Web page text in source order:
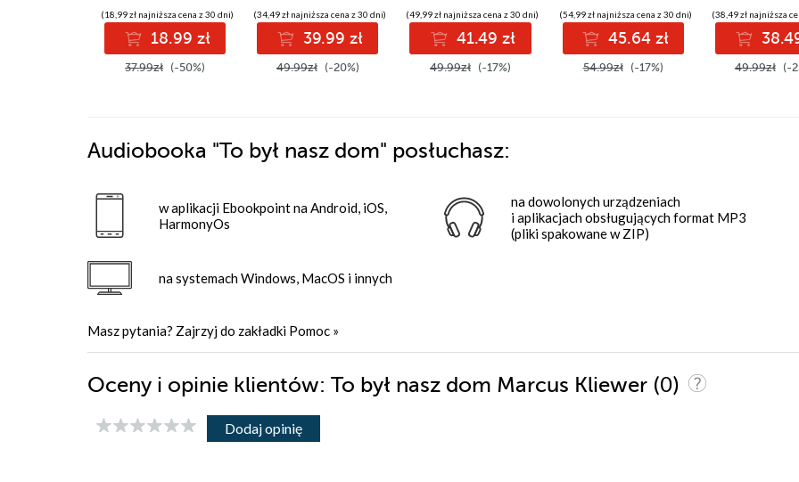
(18,99 zł najniższa cena z 30 dni)
18.99 zł
37.99zł (-50%)
(34,49 zł najniższa cena z 30 dni)
39.99 zł
49.99zł (-20%)
(49,99 zł najniższa cena z 30 dni)
41.49 zł
49.99zł (-17%)
(54,99 zł najniższa cena z 30 dni)
45.64 zł
54.99zł (-17%)
(38,49 zł najniższa
49.99zł (-
Audiobooka "To był nasz dom" posłuchasz:
w aplikacji Ebookpoint na Android, iOS,
HarmonyOs
na systemach Windows, MacOS i innych
na dowolonych urządzeniach
i aplikacjach obsługujących format MP3
(pliki spakowane w ZIP)
Masz pytania? Zajrzyj do zakładki Pomoc »
Oceny i opinie klientów: To był nasz dom Marcus Kliewer (0)
Dodaj opinię